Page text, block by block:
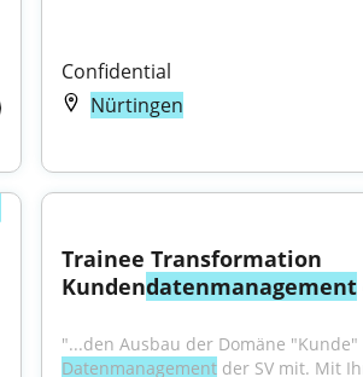
Confidential
Nürtingen
Trainee Transformation
Kundendatenmanagement
Datenmanagement der SV mit. Mit